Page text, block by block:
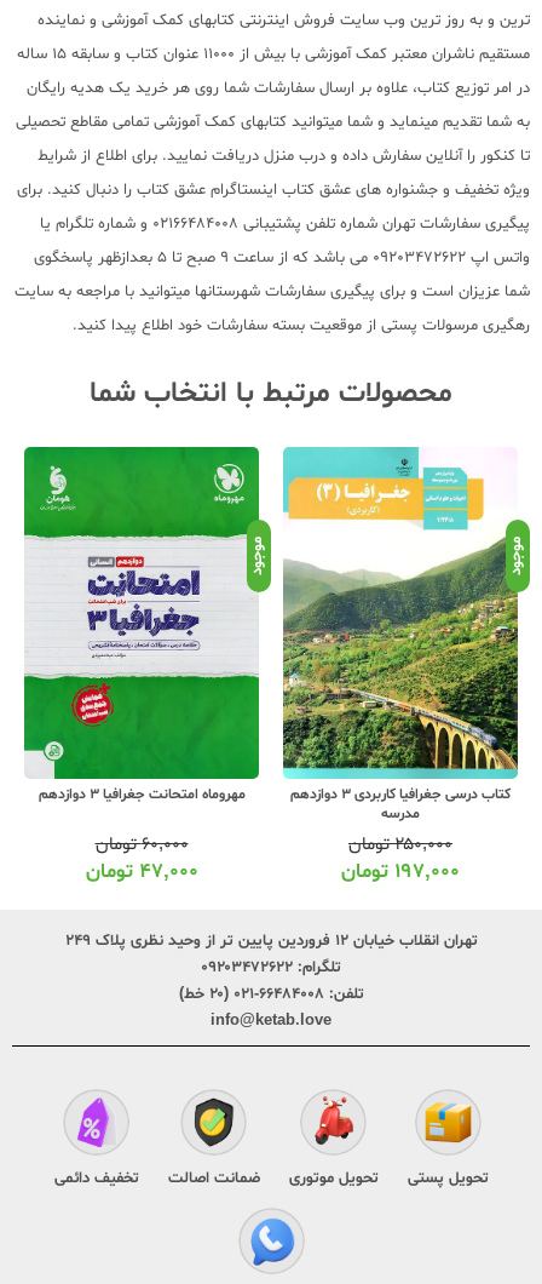
ترین و به روز ترین وب سایت فروش اینترنتی کتابهای کمک آموزشی و نماینده
مستقیم ناشران معتبر کمک آموزشی با بیش از 11000 عنوان کتاب و سابقه 15 ساله
در امر توزیع کتاب، علاوه بر ارسال سفارشات شما روی هر خرید یک هدیه رایگان
به شما تقدیم مینماید و شما میتوانید کتابهای کمک آموزشی تمامی مقاطع تحصیلی
تا کنکور را آنلاین سفارش داده و درب منزل دریافت نمایید. برای اطلاع از شرایط
ویژه تخفیف و جشنواره های عشق کتاب اینستاگرام عشق کتاب را دنبال کنید. برای
پیگیری سفارشات تهران شماره تلفن پشتیبانی 02166484008 و شماره تلگرام یا
واتس اپ 09203472622 می باشد که از ساعت 9 صبح تا 5 بعدازظهر پاسخگوی
شما عزیزان است و برای پیگیری سفارشات شهرستانها میتوانید با مراجعه به سایت
رهگیری مرسولات پستی از موقعیت بسته سفارشات خود اطلاع پیدا کنید.
محصولات مرتبط با انتخاب شما
موجود
کتاب درسی جغرافیا کاربردی 3 دوازدهم
مدرسه
۲۵۰,۰۰۰تومان
۱۹۷,۰۰۰ تومان
موجود
مهروماه امتحانت جغرافیا 3 دوازدهم
۶۰,۰۰۰تومان
۴۷,۰۰۰ تومان
تهران انقلاب خیابان ۱۲ فروردین پایین تر از وحید نظری پلاک ۲۴۹
تلگرام: ۰۹۲۰۳۴۷۲۶۲۲
تلفن: ۶۶۴۸۴۰۰۸-۰۲۱ (۲۰ خط)
info@ketab.love
تحویل پستی تحویل موتوری ضمانت اصالت تخفیف دائمی